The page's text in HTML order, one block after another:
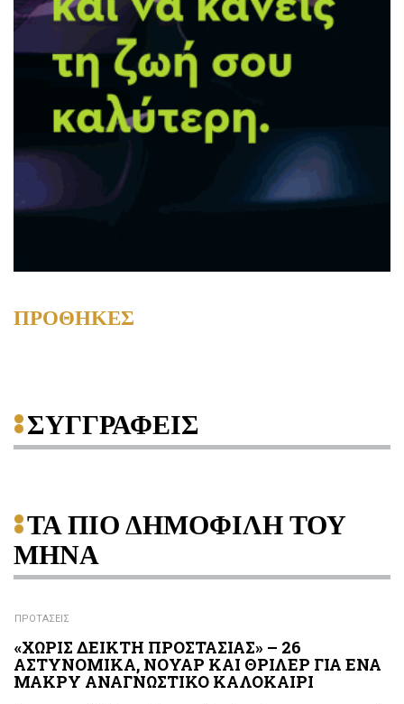
ΠΡΟΘΗΚΕΣ
ΣΥΓΓΡΑΦΕΙΣ
ΤΑ ΠΙΟ ΔΗΜΟΦΙΛΗ ΤΟΥ
ΜΗΝΑ
ΠΡΟΤΑΣΕΙΣ
«ΧΩΡΙΣ ΔΕΙΚΤΗ ΠΡΟΣΤΑΣΙΑΣ» – 26
ΑΣΤΥΝΟΜΙΚΑ, ΝΟΥΑΡ ΚΑΙ ΘΡΙΛΕΡ ΓΙΑ ΕΝΑ
ΜΑΚΡΥ ΑΝΑΓΝΩΣΤΙΚΟ ΚΑΛΟΚΑΙΡΙ